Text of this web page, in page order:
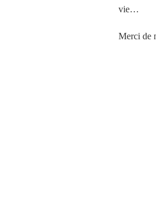
vie…
Merci de